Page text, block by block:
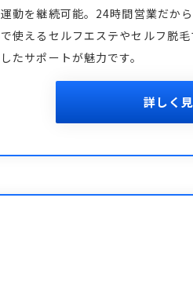
動を継続可能。24時間営業だか
使えるセルフエステやセルフ脱
たサポートが魅力です。
詳しく